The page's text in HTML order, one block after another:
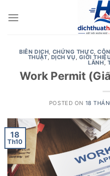
BIÊN DỊCH, CHỨNG THỰC,
THUẬT, DỊCH VỤ, GIỚI
LÃNH,
Work Permit
POSTED ON 18
18
Th10